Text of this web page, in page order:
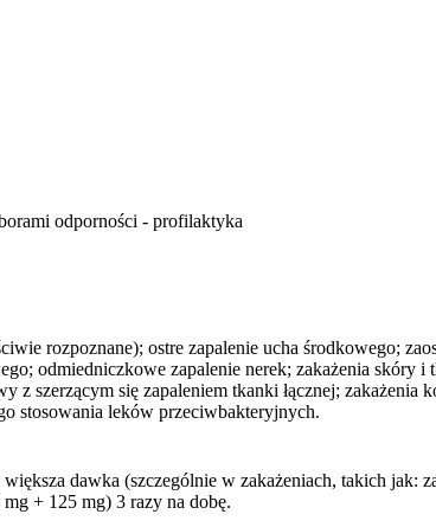
odporności - profilaktyka
rozpoznane); ostre zapalenie ucha środkowego;
odmiedniczkowe zapalenie nerek; zakażenia skóry i
z szerzącym się zapaleniem tkanki łącznej; zakażenia
stosowania leków przeciwbakteryjnych.
dawka (szczególnie w zakażeniach, takich jak:
+ 125 mg) 3 razy na dobę.